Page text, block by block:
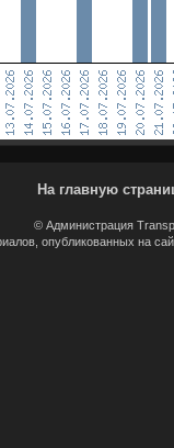
На главную
© Администрация
опубликованных на